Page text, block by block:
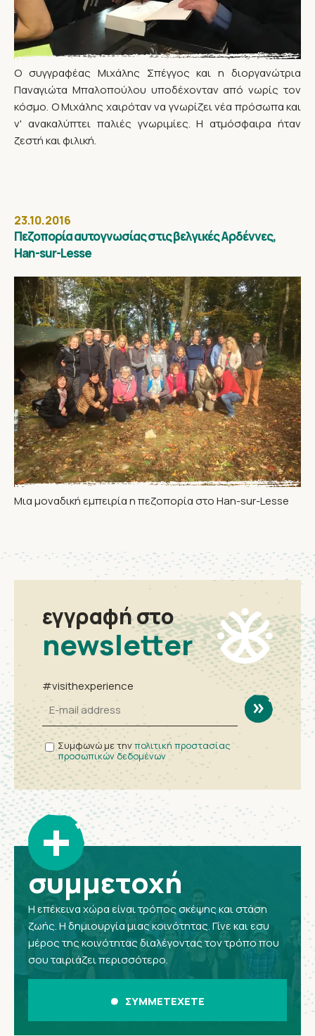
Ο συγγραφέας Μιχάλης Σπέγγος και η διοργανώτρια
Παναγιώτα Μπαλοπούλου υποδέχονταν από νωρίς τον
κόσμο. Ο Μιχάλης χαιρόταν να γνωρίζει νέα πρόσωπα και
ν' ανακαλύπτει παλιές γνωριμίες. Η ατμόσφαιρα ήταν
ζεστή και φιλική.
23.10.2016
Πεζοπορία αυτογνωσίας στις βελγικές Αρδέννες,
Han-sur-Lesse
Μια μοναδική εμπειρία η πεζοπορία στο Han-sur-Lesse
εγγραφή στο
newsletter
#visithexperience
Συμφωνώ με τηνπολιτική προστασίας
προσωπικών δεδομένων
+
συμμετοχή
Η επέκεινα χώρα είναι τρόπος σκέψης και στάση
ζωής. Η δημιουργία μιας κοινότητας. Γίνε και εσυ
μέρος της κοινότητας διαλέγοντας τον τρόπο που
σου ταιριάζει περισσότερο.
ΣΥΜΜΕΤΕΧΕΤΕ